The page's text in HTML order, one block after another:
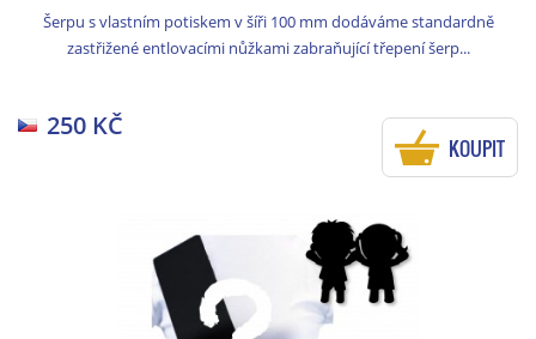
Šerpu s vlastním potiskem v šíři 100 mm dodáváme standardně
zastřižené entlovacími nůžkami zabraňující třepení šerp...
250 KČ
KOUPIT